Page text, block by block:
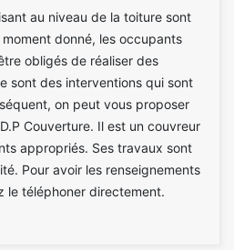
au niveau de la toiture sont
donné, les occupants
obligés de réaliser des
sont des interventions qui sont
on peut vous proposer
Couverture. Il est un couvreur
appropriés. Ses travaux sont
Pour avoir les renseignements
le téléphoner directement.